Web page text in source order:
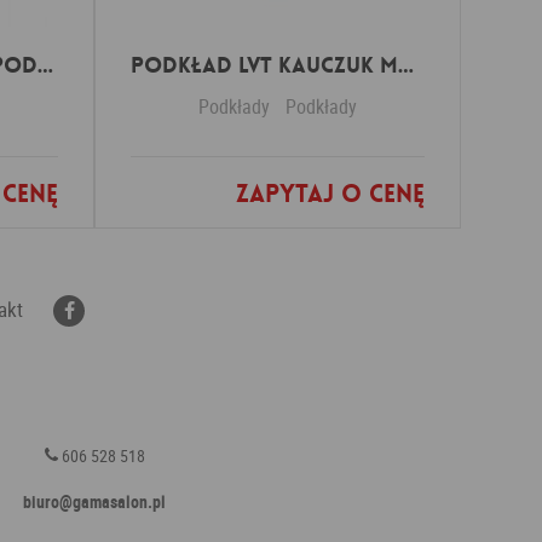
Podkład Eko Płyta podłogowa 4mm Podkład LVT Kauczuk MAXALU Extreme 1.1
Podkłady Podkłady
Zapytaj o cenę
Dodaj do ulubionych
606 528 518
biuro@gamasalon.pl